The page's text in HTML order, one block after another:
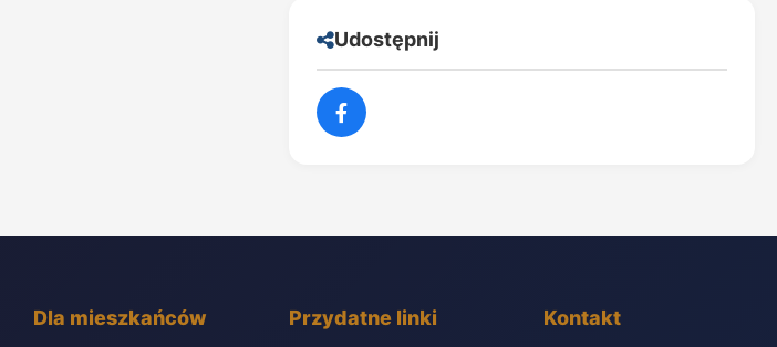
Udostępnij
Dla mieszkańców Przydatne linki Kontakt